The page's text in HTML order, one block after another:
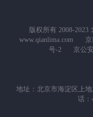
版权所有 2008-2023
www.qianlima.com
号-2
京公
地址：北京市海淀区上
话：